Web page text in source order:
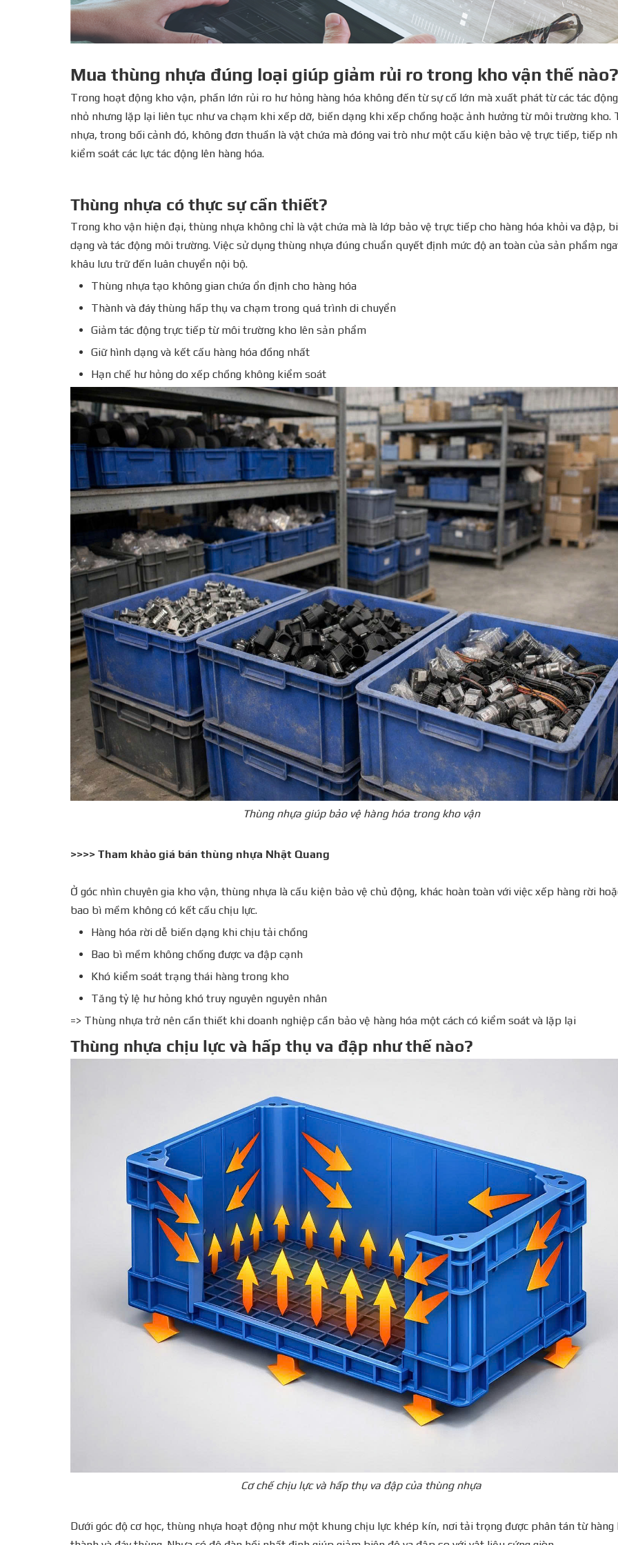
Mua thùng nhựa đúng loại giúp giảm rủi ro trong kho vận thế nào?
Trong hoạt động kho vận, phần lớn rủi ro hư hỏng hàng hóa không đến từ sự cố lớn mà xuất phát từ các tác
nhỏ nhưng lặp lại liên tục như va chạm khi xếp dỡ, biến dạng khi xếp chồng hoặc ảnh hưởng từ môi trường kho.
nhựa, trong bối cảnh đó, không đơn thuần là vật chứa mà đóng vai trò như một cấu kiện bảo vệ trực tiếp, tiếp
kiểm soát các lực tác động lên hàng hóa.
Thùng nhựa có thực sự cần thiết?
Trong kho vận hiện đại, thùng nhựa không chỉ là vật chứa mà là lớp bảo vệ trực tiếp cho hàng hóa khỏi va đập,
dạng và tác động môi trường. Việc sử dụng thùng nhựa đúng chuẩn quyết định mức độ an toàn của sản phẩm
khâu lưu trữ đến luân chuyển nội bộ.
Thùng nhựa tạo không gian chứa ổn định cho hàng hóa
Thành và đáy thùng hấp thụ va chạm trong quá trình di chuyển
Giảm tác động trực tiếp từ môi trường kho lên sản phẩm
Giữ hình dạng và kết cấu hàng hóa đồng nhất
Hạn chế hư hỏng do xếp chồng không kiểm soát
Thùng nhựa giúp bảo vệ hàng hóa trong kho vận
>>>> Tham khảo giá bán thùng nhựa Nhật Quang
Ở góc nhìn chuyên gia kho vận, thùng nhựa là cấu kiện bảo vệ chủ động, khác hoàn toàn với việc xếp hàng rời
bao bì mềm không có kết cấu chịu lực.
Hàng hóa rời dễ biến dạng khi chịu tải chồng
Bao bì mềm không chống được va đập cạnh
Khó kiểm soát trạng thái hàng trong kho
Tăng tỷ lệ hư hỏng khó truy nguyên nguyên nhân
=> Thùng nhựa trở nên cần thiết khi doanh nghiệp cần bảo vệ hàng hóa một cách có kiểm soát và lặp lại
Thùng nhựa chịu lực và hấp thụ va đập như thế nào?
Cơ chế chịu lực và hấp thụ va đập của thùng nhựa
Dưới góc độ cơ học, thùng nhựa hoạt động như một khung chịu lực khép kín, nơi tải trọng được phân tán từ hàng